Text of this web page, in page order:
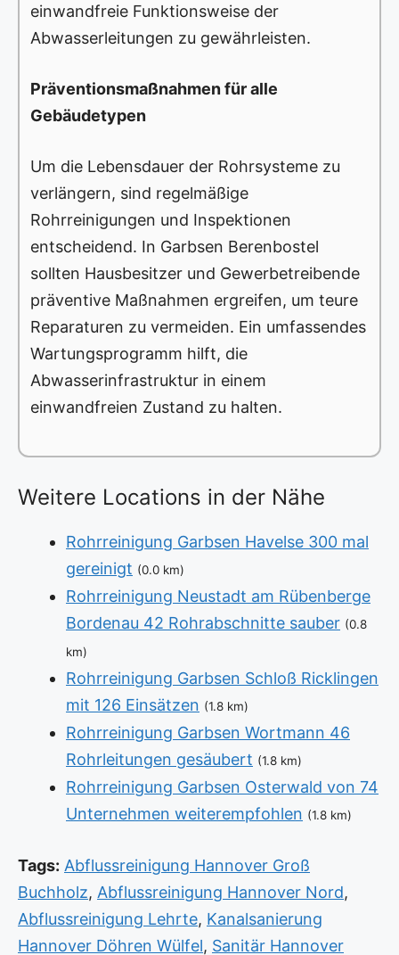
einwandfreie Funktionsweise der
Abwasserleitungen zu gewährleisten.
Präventionsmaßnahmen für alle
Gebäudetypen
Um die Lebensdauer der Rohrsysteme zu
verlängern, sind regelmäßige
Rohrreinigungen und Inspektionen
entscheidend. In Garbsen Berenbostel
sollten Hausbesitzer und Gewerbetreibende
präventive Maßnahmen ergreifen, um teure
Reparaturen zu vermeiden. Ein umfassendes
Wartungsprogramm hilft, die
Abwasserinfrastruktur in einem
einwandfreien Zustand zu halten.
Weitere Locations in der Nähe
Rohrreinigung Garbsen Havelse 300 mal
gereinigt (0.0 km)
Rohrreinigung Neustadt am Rübenberge
Bordenau 42 Rohrabschnitte sauber (0.8
km)
Rohrreinigung Garbsen Schloß Ricklingen
mit 126 Einsätzen (1.8 km)
Rohrreinigung Garbsen Wortmann 46
Rohrleitungen gesäubert (1.8 km)
Rohrreinigung Garbsen Osterwald von 74
Unternehmen weiterempfohlen (1.8 km)
Tags: Abflussreinigung Hannover Groß
Buchholz, Abflussreinigung Hannover Nord,
Abflussreinigung Lehrte, Kanalsanierung
Hannover Döhren Wülfel, Sanitär Hannover